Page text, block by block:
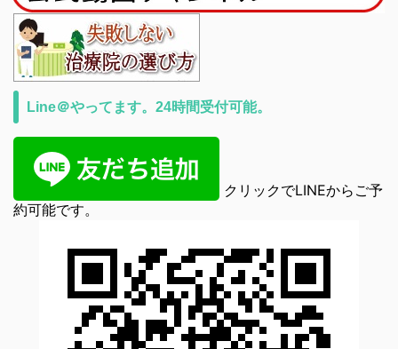
Line＠やってます。24時間受付可能。
クリックでLINEからご予
約可能です。